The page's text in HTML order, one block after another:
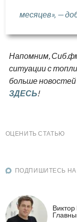
месяцев», —
Напомним,
ситуации с
больше
ЗДЕСЬ!
ОЦЕНИТЬ СТАТЬЮ
ПОДПИШИТЕСЬ НА